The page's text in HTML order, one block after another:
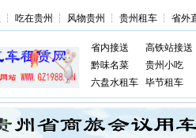
┆ 吃在贵州 ┆ 风物贵州 ┆ 贵州租车┆ 省外
省内接送 高铁站接送
黔味名菜
贵州小吃
六盘水租车
毕节租车